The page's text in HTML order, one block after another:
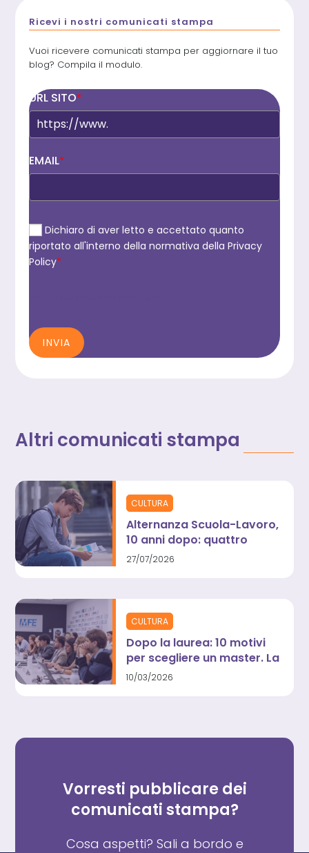
Ricevi i nostri comunicati stampa
Vuoi ricevere comunicati stampa per aggiornare il tuo
blog? Compila il modulo.
URL SITO*
EMAIL*
Dichiaro di aver letto e accettato quanto
riportato all'interno della normativa della Privacy
Policy*
INVIA
Altri comunicati stampa
CULTURA
Alternanza Scuola-Lavoro,
10 anni dopo: quattro
maturandi su dieci lasciano
Skuola.net e Gi Group
27/07/2026
CULTURA
Dopo la laurea: 10 motivi
per scegliere un master. La
guida dell’ex studente,
10/03/2026
Vorresti pubblicare dei
comunicati stampa?
Cosa aspetti? Sali a bordo e